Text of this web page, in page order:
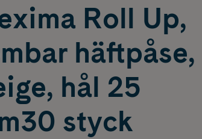
Roll Up,
häftpåse,
hål 25
styck